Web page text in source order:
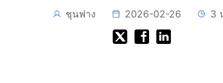
ชุนฟาง 2026-02-26 3